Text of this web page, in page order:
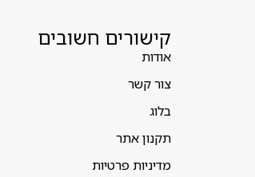
קישורים חשובים
אודות
צור קשר
בלוג
תקנון אתר
מדיניות פרטיות